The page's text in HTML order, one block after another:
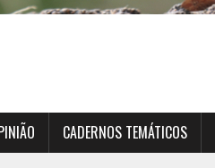
CADERNOS TEMÁTICOS